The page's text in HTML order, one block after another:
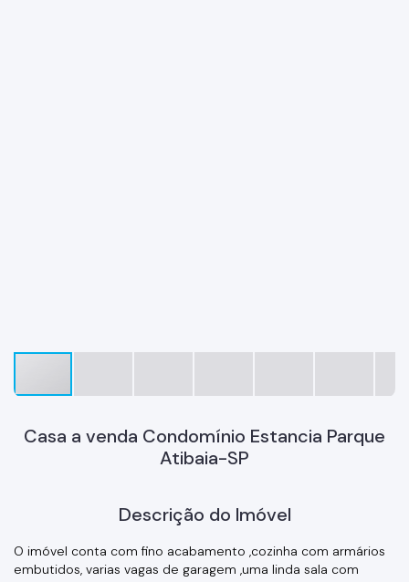
Casa a venda Condomínio Estancia Parque
Atibaia-SP
Descrição do Imóvel
O imóvel conta com fino acabamento ,cozinha com armários
embutidos, varias vagas de garagem ,uma linda sala com